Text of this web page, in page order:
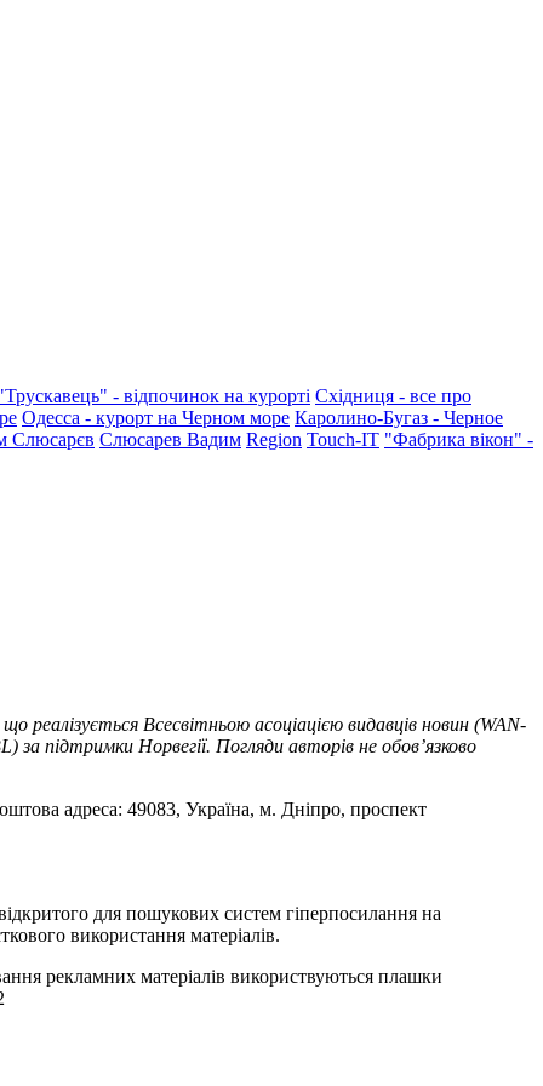
- відпочинок на курорті Східниця - все про
Одесса - курорт на Черном море Каролино-Бугаз - Черное
Слюсарєв Слюсарев Вадим Region Touch-IT "Фабрика вікон" -
Всесвітньою асоціацією видавців новин (WAN-
підтримки Норвегії. Погляди авторів не обов’язково
адреса: 49083, Україна, м. Дніпро, проспект
для пошукових систем гіперпосилання на
використання матеріалів.
рекламних матеріалів використвуються плашки